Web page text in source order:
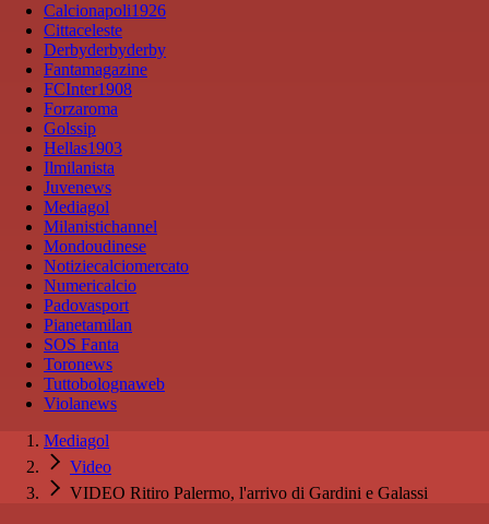
Calcionapoli1926
Cittaceleste
Derbyderbyderby
Fantamagazine
FCInter1908
Forzaroma
Golssip
Hellas1903
Ilmilanista
Juvenews
Mediagol
Milanistichannel
Mondoudinese
Notiziecalciomercato
Numericalcio
Padovasport
Pianetamilan
SOS Fanta
Toronews
Tuttobolognaweb
Violanews
Mediagol
Video
VIDEO Ritiro Palermo, l'arrivo di Gardini e Galassi